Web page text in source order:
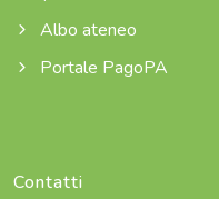
Albo ateneo
Portale PagoPA
Contatti